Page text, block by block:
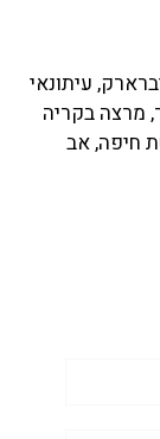
עיתונאי
מרצה בקריה
חיפה, אב